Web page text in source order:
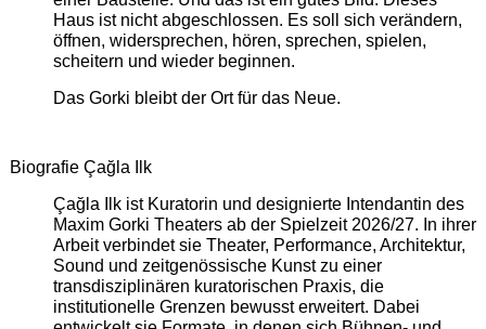
Haus ist nicht abgeschlossen. Es soll sich verändern,
öffnen, widersprechen, hören, sprechen, spielen,
scheitern und wieder beginnen.
Das Gorki bleibt der Ort für das Neue.
Biografie Çağla Ilk
Çağla Ilk ist Kuratorin und designierte Intendantin des
Maxim Gorki Theaters ab der Spielzeit 2026/27. In ihrer
Arbeit verbindet sie Theater, Performance, Architektur,
Sound und zeitgenössische Kunst zu einer
transdisziplinären kuratorischen Praxis, die
institutionelle Grenzen bewusst erweitert. Dabei